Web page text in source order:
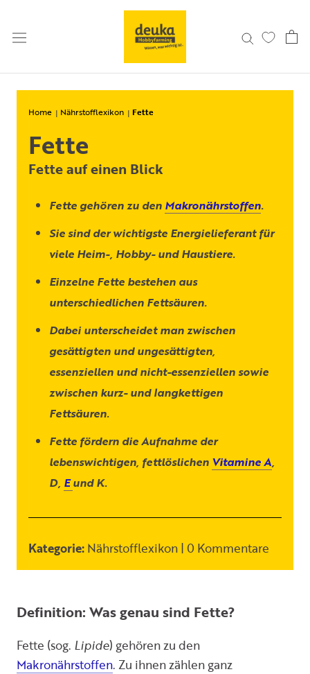
zum
Inhalt
Home Nährstofflexikon Fette
Fette
Fette auf einen Blick
Fette gehören zu den Makronährstoffen.
Sie sind der wichtigste Energielieferant für
viele Heim-, Hobby- und Haustiere.
Einzelne Fette bestehen aus
unterschiedlichen Fettsäuren.
Dabei unterscheidet man zwischen
gesättigten und ungesättigten,
essenziellen und nicht-essenziellen sowie
zwischen kurz- und langkettigen
Fettsäuren.
Fette fördern die Aufnahme der
lebenswichtigen, fettlöslichen Vitamine A,
D, Eund K.
Kategorie: Nährstofflexikon | 0 Kommentare
Definition: Was genau sind Fette?
Fette (sog. Lipide) gehören zu den
Makronährstoffen. Zu ihnen zählen ganz